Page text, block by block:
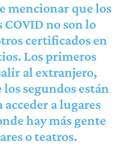
mencionar que los
COVID no son lo
certificados en
Los primeros
al extranjero,
segundos están
acceder a lugares
hay más gente
o teatros.